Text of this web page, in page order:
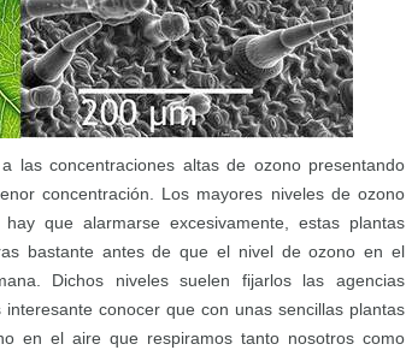
las concentraciones altas de ozono presentando
concentración. Los mayores niveles de ozono
que alarmarse excesivamente, estas plantas
bastante antes de que el nivel de ozono en el
Dichos niveles suelen fijarlos las agencias
conocer que con unas sencillas plantas
en el aire que respiramos tanto nosotros como